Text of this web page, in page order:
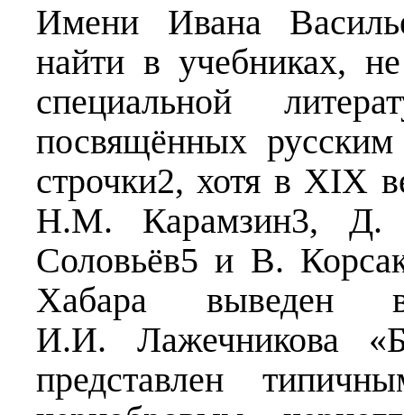
Имени Ивана
найти в учебниках,
специальной
посвящённых
строчки2, хотя в XIX
Н.М. Карамзин3, Д.
Соловьёв5 и В.
Хабара выведен
И.И. Лажечникова
представлен